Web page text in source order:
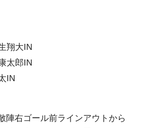
翔大IN
太郎IN
IN
陣右ゴール前ラインアウトから